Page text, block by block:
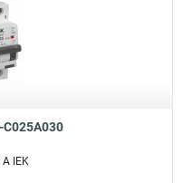
C025A030
IEK